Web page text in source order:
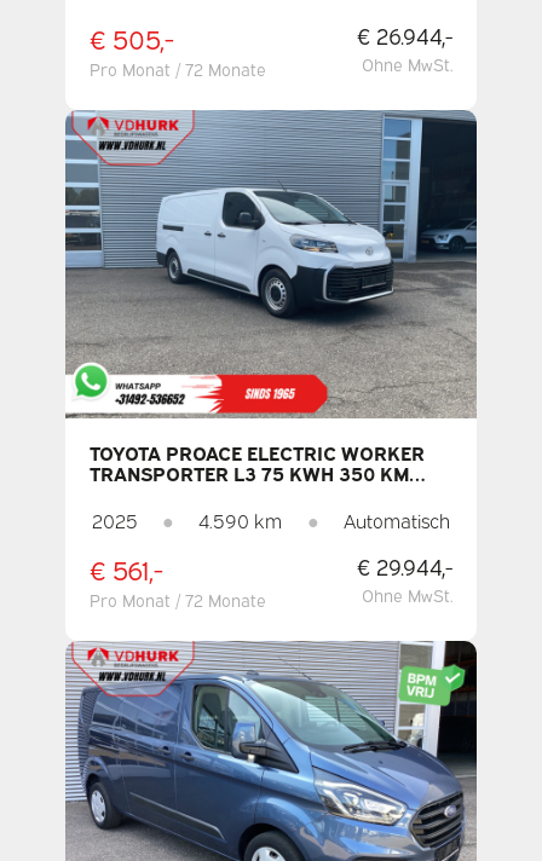
€ 505,-
Pro Monat / 72 Monate
€ 26.944,-
Ohne MwSt.
TOYOTA PROACE ELECTRIC WORKER
TRANSPORTER L3 75 KWH 350 KM
KLIMAANLAGE/ PARKASSISTENT/
TEMPOMAT/ DAB
2025 ● 4.590 km ● Automatisch
€ 561,-
Pro Monat / 72 Monate
€ 29.944,-
Ohne MwSt.